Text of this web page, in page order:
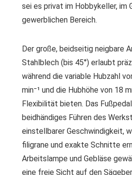
sei es privat im Hobbykeller, im
gewerblichen Bereich.
Der große, beidseitig neigbare
Stahlblech (bis 45°) erlaubt
während die variable Hubzahl
min⁻¹ und die Hubhöhe von 18
Flexibilität bieten. Das
beidhändiges Führen des
einstellbarer Geschwindigkeit,
filigrane und exakte Schnitte
Arbeitslampe und Gebläse
eine freie Sicht auf den